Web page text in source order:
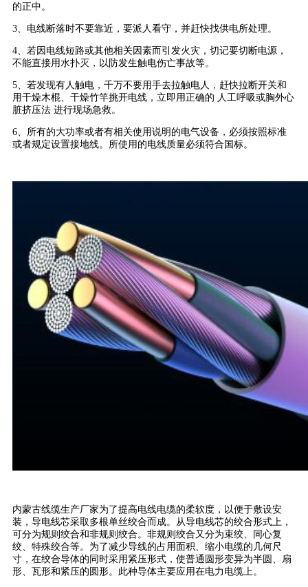
的正中。
3、电线断落时不要靠近，要派人看守，并赶快找供电所处理。
4、若因电线短路或其他相关因素而引发火灾，切记要切断电源，
不能直接用水扑灭，以防发生触电伤亡事故等。
5、若发现有人触电，千万不要用手去拉触电人，赶快拉断开关和
用干燥木棍、干燥竹竿挑开电线，立即用正确的 人工呼吸或胸外心
脏挤压法 进行现场急救。
6、所有的大功率或者有相关使用说明的电气设备，必须按照标准
或者规定设置接地线。所使用的电线质量必须符合国标。
内蒙古线缆生产厂家为了提高电线电缆的柔软度，以便于敷设安
装，导电线芯采取多根单丝绞合而成。从导电线芯的绞合形式上，
可分为规则绞合和非规则绞合。非规则绞合又分为束绞、同心复
绞、特殊绞合等。为了减少导线的占用面积、缩小电缆的几何尺
寸，在绞合导体的同时采用紧压形式，使普通圆形变异为半圆、扇
形、瓦形和紧压的圆形。此种导体主要应用在电力电缆上。